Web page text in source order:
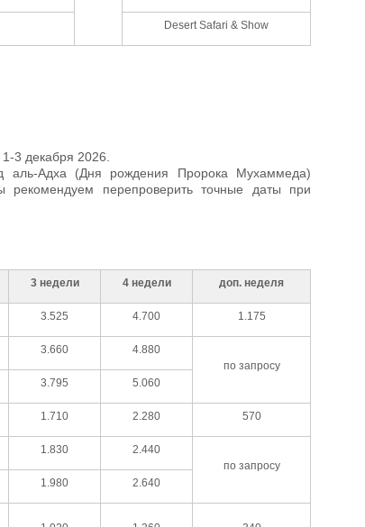
Desert Safari & Show
3 декабря 2026.
аль-Адха (Дня рождения Пророка Мухаммеда)
перепроверить точные даты при
3 недели 4 недели доп. неделя
3.525 4.700 1.175
3.660
4.880
по запросу
3.795 5.060
1.710 2.280 570
1.830
2.440
по запросу
1.980 2.640